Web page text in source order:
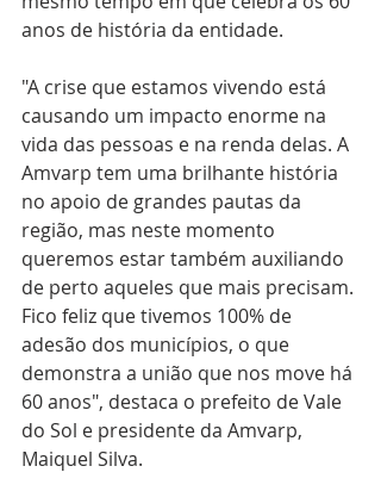
anos de história da entidade.
"A crise que estamos vivendo está
causando um impacto enorme na
vida das pessoas e na renda delas. A
Amvarp tem uma brilhante história
no apoio de grandes pautas da
região, mas neste momento
queremos estar também auxiliando
de perto aqueles que mais precisam.
Fico feliz que tivemos 100% de
adesão dos municípios, o que
demonstra a união que nos move há
60 anos", destaca o prefeito de Vale
do Sol e presidente da Amvarp,
Maiquel Silva.